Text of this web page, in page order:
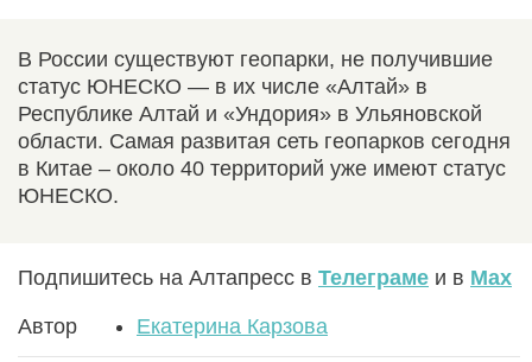
В России существуют геопарки, не получившие
статус ЮНЕСКО — в их числе «Алтай» в
Республике Алтай и «Ундория» в Ульяновской
области. Самая развитая сеть геопарков сегодня
в Китае – около 40 территорий уже имеют статус
ЮНЕСКО.
Подпишитесь на Алтапресс в Телеграме и в Max
Автор Екатерина Карзова